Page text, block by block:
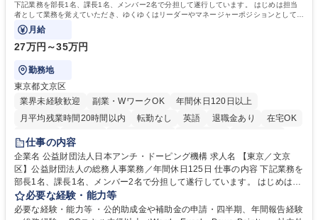
下記業務を部長1名、課長1名、メンバー2名で分担して遂行しています。 はじめは担当
者として業務を覚えていただき、ゆくゆくはリーダーやマネージャーポジションとして活
躍いただくことを期待しています。
月給
27万円～35万円
勤務地
東京都文京区
業界未経験歓迎
副業・WワークOK
年間休日120日以上
月平均残業時間20時間以内
転勤なし 英語 退職金あり
在宅OK
賞与あり
育休あり
食事補助あり
仕事の内容
企業名 公益財団法人日本アンチ・ドーピング機構 求人名 【東京／文京
区】公益財団法人の総務人事業務／年間休日125日 仕事の内容 下記業務を
部長1名、課長1名、メンバー2名で分担して遂行しています。 はじめは担
当者として業務を覚えていただき、ゆくゆくはリーダーやマネージャーポ
ジションとして活躍いただくことを期待しています。 【総務・人事グルー
必要な経験・能力等
必要な経験・能力等 ・公的助成金や補助金の申請・四半期、年間報告経験